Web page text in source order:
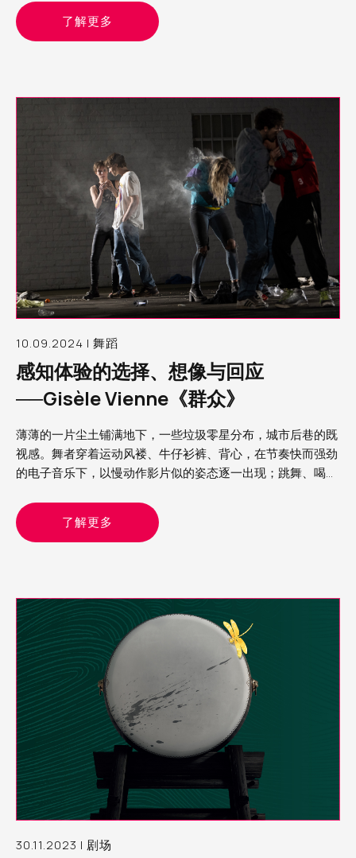
理表演艺术制作人（舞蹈）Yvonne，分享这个计划的经验和
观察
了解更多
10.09.2024 | 舞蹈
感知体验的选择、想像与回应
──Gisèle Vienne《群众》
薄薄的一片尘土铺满地下，一些垃圾零星分布，城市后巷的既
视感。舞者穿着运动风褛、牛仔衫裤、背心，在节奏快而强劲
的电子音乐下，以慢动作影片似的姿态逐一出现；跳舞、喝
这就是我经历过Rave party（锐舞派对）的模样
了解更多
30.11.2023 | 剧场